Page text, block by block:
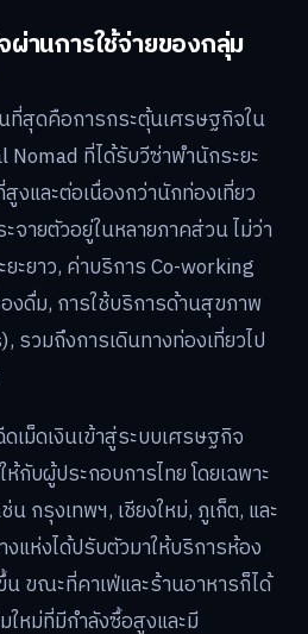
านการใช้จ่ายของกลุ่ม
ที่สุดคือการกระตุ้นเศรษฐกิจใน
ที่ได้รับวีซ่าพำนักระยะ
งและต่อเนื่องกว่านักท่องเที่ยว
จายตัวอยู่ในหลายภาคส่วน ไม่ว่า
ะยาว, ค่าบริการ Co-working
งดื่ม, การใช้บริการด้านสุขภาพ
รวมถึงการเดินทางท่องเที่ยวไป
เม็ดเงินเข้าสู่ระบบเศรษฐกิจ
กับผู้ประกอบการไทย โดยเฉพาะ
กรุงเทพฯ, เชียงใหม่, ภูเก็ต, และ
งแห่งได้ปรับตัวมาให้บริการห้อง
ขณะที่คาเฟ่และร้านอาหารก็ได้
ใหม่ที่มีกำลังซื้อสูงและมี